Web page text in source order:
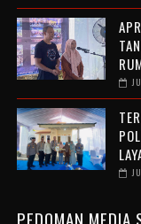
PEDOMAN MEDIA